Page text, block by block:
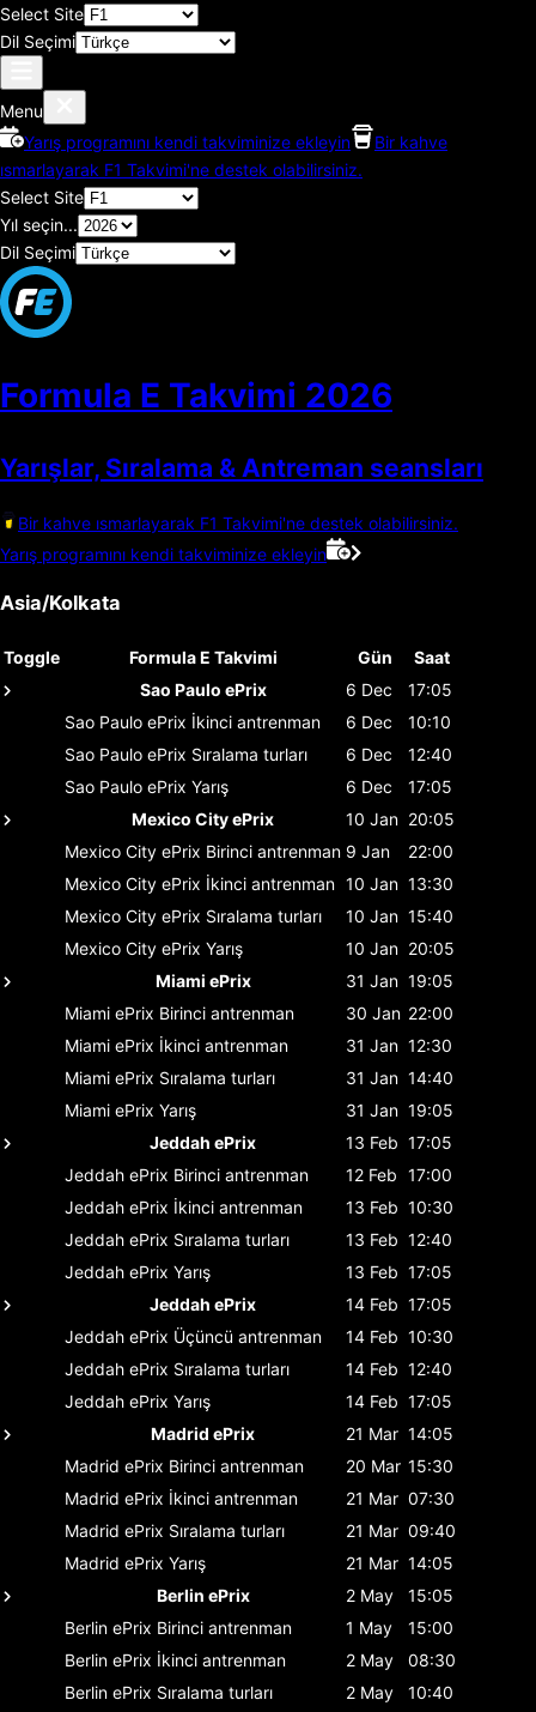
Select Site
Dil Seçimi
Menu
Yarış programını kendi takviminize ekleyin
Bir kahve
ısmarlayarak F1 Takvimi'ne destek olabilirsiniz.
Select Site
Yıl seçin...
Dil Seçimi
Formula E Takvimi 2026
Yarışlar, Sıralama & Antreman seansları
Bir kahve ısmarlayarak F1 Takvimi'ne destek olabilirsiniz.
Yarış programını kendi takviminize ekleyin
Asia/Kolkata
Toggle Formula E Takvimi Gün
Saat
Sao Paulo ePrix
6 Dec
17:05
Sao Paulo ePrix İkinci antrenman 6 Dec
10:10
Sao Paulo ePrix Sıralama turları 6 Dec
12:40
Sao Paulo ePrix Yarış 6 Dec
17:05
Mexico City ePrix
10 Jan 20:05
Mexico City ePrix Birinci antrenman 9 Jan
22:00
Mexico City ePrix İkinci antrenman 10 Jan 13:30
Mexico City ePrix Sıralama turları 10 Jan 15:40
Mexico City ePrix Yarış 10 Jan 20:05
Miami ePrix
31 Jan 19:05
Miami ePrix Birinci antrenman 30 Jan 22:00
Miami ePrix İkinci antrenman 31 Jan 12:30
Miami ePrix Sıralama turları 31 Jan 14:40
Miami ePrix Yarış 31 Jan 19:05
Jeddah ePrix
13 Feb 17:05
Jeddah ePrix Birinci antrenman 12 Feb 17:00
Jeddah ePrix İkinci antrenman 13 Feb 10:30
Jeddah ePrix Sıralama turları 13 Feb 12:40
Jeddah ePrix Yarış 13 Feb 17:05
Jeddah ePrix
14 Feb 17:05
Jeddah ePrix Üçüncü antrenman 14 Feb 10:30
Jeddah ePrix Sıralama turları 14 Feb 12:40
Jeddah ePrix Yarış 14 Feb 17:05
Madrid ePrix
21 Mar 14:05
Madrid ePrix Birinci antrenman 20 Mar 15:30
Madrid ePrix İkinci antrenman 21 Mar 07:30
Madrid ePrix Sıralama turları 21 Mar 09:40
Madrid ePrix Yarış 21 Mar 14:05
Berlin ePrix
2 May
15:05
Berlin ePrix Birinci antrenman 1 May
15:00
Berlin ePrix İkinci antrenman 2 May
08:30
Berlin ePrix Sıralama turları 2 May
10:40